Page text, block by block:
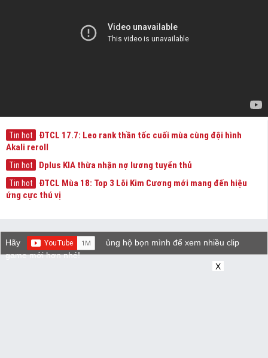
Tin hot
ĐTCL 17.7: Leo rank thần tốc cuối mùa cùng đội hình
Akali reroll
Tin hot Dplus KIA thừa nhận nợ lương tuyển thủ
Tin hot
ĐTCL Mùa 18: Top 3 Lõi Kim Cương mới mang đến hiệu
ứng cực thú vị
Hãy
ủng hộ bọn mình để xem nhiều clip
game mới hơn nhé!
X